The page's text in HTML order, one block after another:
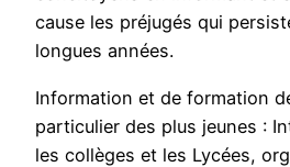
cause les préjugés qui
longues années.
Information et de formation
particulier des plus jeunes :
les collèges et les Lycées,